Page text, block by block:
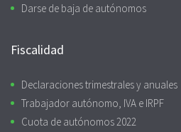
Darse de baja de autónomos
Fiscalidad
Declaraciones trimestrales y anuales
Trabajador autónomo, IVA e IRPF
Cuota de autónomos 2022